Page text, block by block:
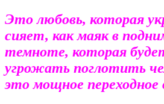
Это любовь, которая
сияет, как маяк в
темноте, которая
угрожать поглотить
это мощное переходное